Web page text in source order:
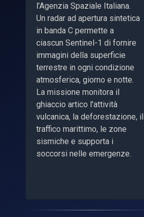
l’Agenzia Spaziale Italiana.
Un radar ad apertura sintetica
in banda C permette a
ciascun Sentinel-1 di fornire
immagini della superficie
terrestre in ogni condizione
atmosferica, giorno e notte.
La missione monitora il
ghiaccio artico l'attività
vulcanica, la deforestazione, il
traffico marittimo, le zone
sismiche e supporta i
soccorsi nelle emergenze.